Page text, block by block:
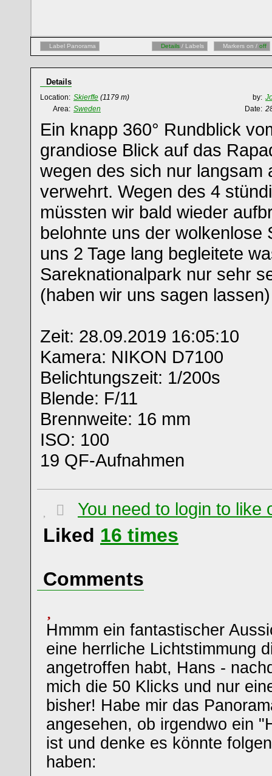
Label Panorama Details / Labels Markers on / off
Details
Location: Skierffe (1179 m) by:
Area: Sweden Date:
Ein knapp 360° Rundblick
grandiose Blick auf das
wegen des sich nur langsam
verwehrt. Wegen des 4
müssten wir bald wieder
belohnte uns der wolkenlose
uns 2 Tage lang begleitete
Sareknationalpark nur sehr
(haben wir uns sagen lassen)
Zeit: 28.09.2019 16:05:10
Kamera: NIKON D7100
Belichtungszeit: 1/200s
Blende: F/11
Brennweite: 16 mm
ISO: 100
19 QF-Aufnahmen
You need to login to like
Liked 16 times
Comments
Hmmm ein fantastischer
eine herrliche Lichtstimmung
angetroffen habt, Hans -
mich die 50 Klicks und nur
bisher! Habe mir das
angesehen, ob irgendwo ein
ist und denke es könnte
haben: